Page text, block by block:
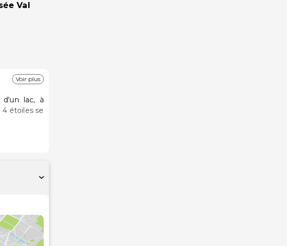
Val
Voir plus
d'un lac, à
et une
et des
propose